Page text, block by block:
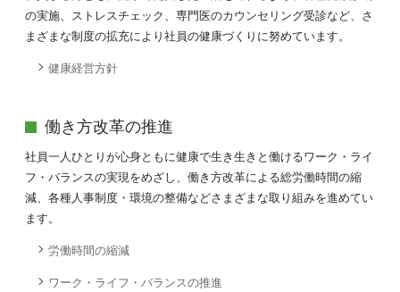
の実施、ストレスチェック、専門医のカウンセリング受診など、さ
まざまな制度の拡充により社員の健康づくりに努めています。
健康経営方針
働き方改革の推進
社員一人ひとりが心身ともに健康で生き生きと働けるワーク・ライ
フ・バランスの実現をめざし、働き方改革による総労働時間の縮
減、各種人事制度・環境の整備などさまざまな取り組みを進めてい
ます。
労働時間の縮減
ワーク・ライフ・バランスの推進